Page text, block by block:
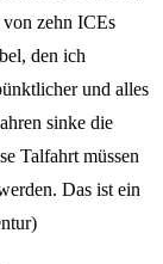
zehn ICEs
den ich
und alles
sinke die
Talfahrt müssen
Das ist ein